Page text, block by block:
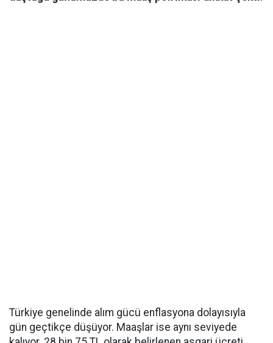
Türkiye genelinde alım gücü enflasyona dolayısıyla
gün geçtikçe düşüyor. Maaşlar ise aynı seviyede